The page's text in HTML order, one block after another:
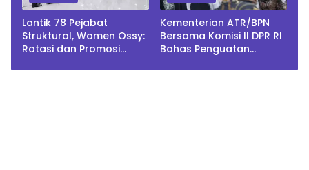
Lantik 78 Pejabat
Struktural, Wamen Ossy:
Rotasi dan Promosi
yang Adaptif
Kementerian ATR/BPN
Bersama Komisi II DPR RI
Bahas Penguatan